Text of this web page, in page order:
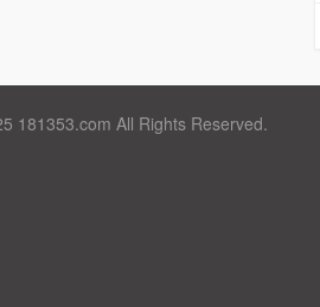
181353.com All Rights Reserved.